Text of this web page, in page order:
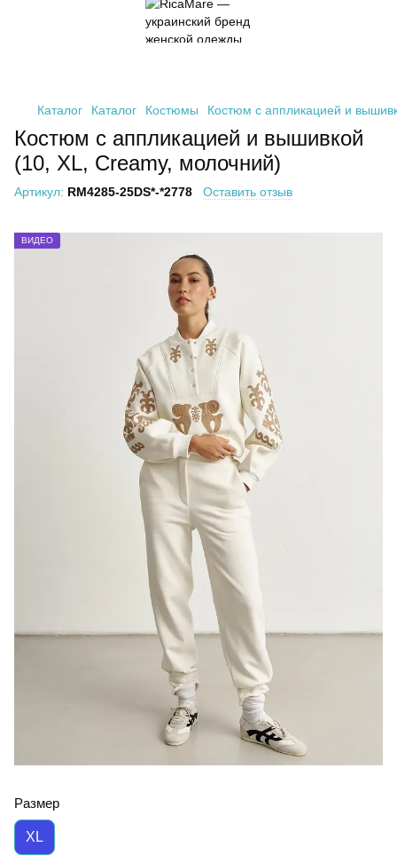
Каталог Каталог Костюмы Костюм с аппликацией и
Костюм с аппликацией и вышивкой
(10, XL, Creamy, молочний)
Артикул: RM4285-25DS*-*2778 Оставить отзыв
ВИДЕО
Размер
XL